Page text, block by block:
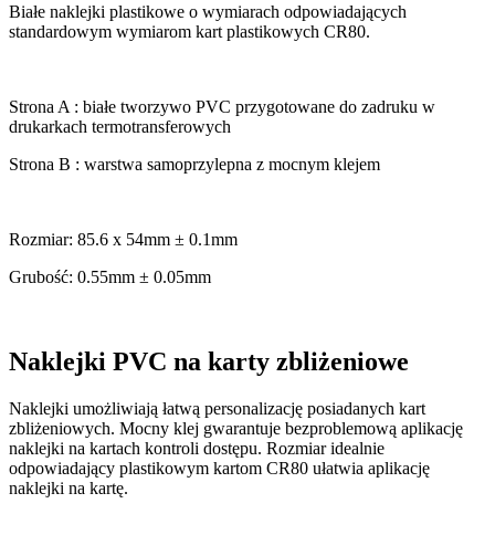
Białe naklejki plastikowe o wymiarach odpowiadających
standardowym wymiarom kart plastikowych CR80.
Strona A : białe tworzywo PVC przygotowane do zadruku w
drukarkach termotransferowych
Strona B : warstwa samoprzylepna z mocnym klejem
Rozmiar: 85.6 x 54mm ± 0.1mm
Grubość: 0.55mm ± 0.05mm
Naklejki PVC na karty zbliżeniowe
Naklejki umożliwiają łatwą personalizację posiadanych kart
zbliżeniowych. Mocny klej gwarantuje bezproblemową aplikację
naklejki na kartach kontroli dostępu. Rozmiar idealnie
odpowiadający plastikowym kartom CR80 ułatwia aplikację
naklejki na kartę.